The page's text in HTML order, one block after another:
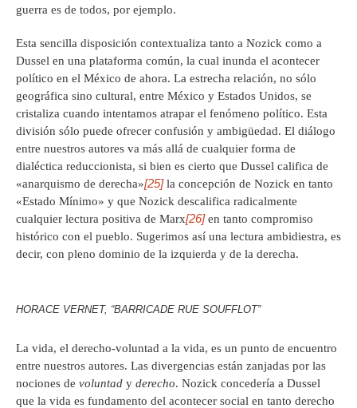
guerra es de todos, por ejemplo.
Esta sencilla disposición contextualiza tanto a Nozick como a
Dussel en una plataforma común, la cual inunda el acontecer
político en el México de ahora. La estrecha relación, no sólo
geográfica sino cultural, entre México y Estados Unidos, se
cristaliza cuando intentamos atrapar el fenómeno político. Esta
división sólo puede ofrecer confusión y ambigüedad. El diálogo
entre nuestros autores va más allá de cualquier forma de
dialéctica reduccionista, si bien es cierto que Dussel califica de
«anarquismo de derecha»[25]la concepción de Nozick en tanto
«Estado Mínimo» y que Nozick descalifica radicalmente
cualquier lectura positiva de Marx[26]en tanto compromiso
histórico con el pueblo. Sugerimos así una lectura ambidiestra, es
decir, con pleno dominio de la izquierda y de la derecha.
HORACE VERNET, “BARRICADE RUE SOUFFLOT”
La vida, el derecho-voluntad a la vida, es un punto de encuentro
entre nuestros autores. Las divergencias están zanjadas por las
nociones de voluntad y derecho. Nozick concedería a Dussel
que la vida es fundamento del acontecer social en tanto derecho